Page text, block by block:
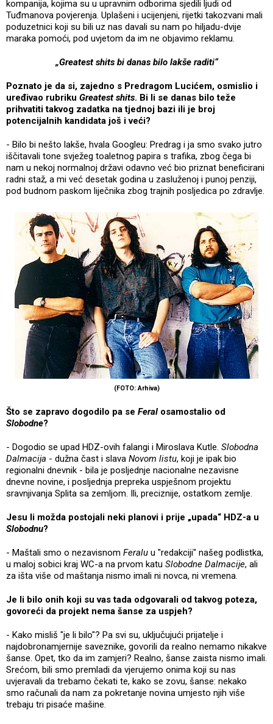
kompanija, kojima su u upravnim odborima sjedili ljudi od
Tuđmanova povjerenja. Uplašeni i ucijenjeni, rijetki takozvani mali
poduzetnici koji su bili uz nas davali su nam po hiljadu-dvije
maraka pomoći, pod uvjetom da im ne objavimo reklamu.
„Greatest shits bi danas bilo lakše raditi“
Poznato je da si, zajedno s Predragom Lucićem, osmislio i
uređivao rubriku Greatest shits. Bi li se danas bilo teže
prihvatiti takvog zadatka na tjednoj bazi ili je broj
potencijalnih kandidata još i veći?
- Bilo bi nešto lakše, hvala Googleu: Predrag i ja smo svako jutro
iščitavali tone svježeg toaletnog papira s trafika, zbog čega bi
nam u nekoj normalnoj državi odavno već bio priznat beneficirani
radni staž, a mi već desetak godina u zasluženoj i punoj penziji,
pod budnom paskom liječnika zbog trajnih posljedica po zdravlje.
(FOTO: Arhiva)
Što se zapravo dogodilo pa se Feral osamostalio od
Slobodne?
- Dogodio se upad HDZ-ovih falangi i Miroslava Kutle. Slobodna
Dalmacija - dužna čast i slava Novom listu, koji je ipak bio
regionalni dnevnik - bila je posljednje nacionalne nezavisne
dnevne novine, i posljednja prepreka uspješnom projektu
sravnjivanja Splita sa zemljom. Ili, preciznije, ostatkom zemlje.
Jesu li možda postojali neki planovi i prije „upada“ HDZ-a u
Slobodnu?
- Maštali smo o nezavisnom Feralu u "redakciji" našeg podlistka,
u maloj sobici kraj WC-a na prvom katu Slobodne Dalmacije, ali
za išta više od maštanja nismo imali ni novca, ni vremena.
Je li bilo onih koji su vas tada odgovarali od takvog poteza,
govoreći da projekt nema šanse za uspjeh?
- Kako misliš "je li bilo"? Pa svi su, uključujući prijatelje i
najdobronamjernije saveznike, govorili da realno nemamo nikakve
šanse. Opet, tko da im zamjeri? Realno, šanse zaista nismo imali.
Srećom, bili smo premladi da vjerujemo onima koji su nas
uvjeravali da trebamo čekati te, kako se zovu, šanse: nekako
smo računali da nam za pokretanje novina umjesto njih više
trebaju tri pisaće mašine.